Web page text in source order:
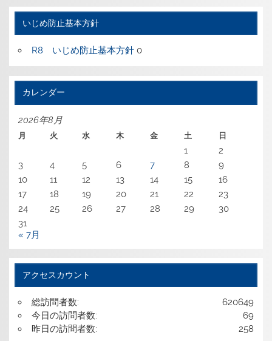
いじめ防止基本方針
R8 いじめ防止基本方針0
カレンダー
2026年8月
月 火 水 木 金 土 日
1
2
3
4 5 6 7 8
9
10
11 12 13 14 15
16
17
18 19 20 21 22
23
24
25 26 27 28 29
30
31
« 7月
アクセスカウント
620649
総訪問者数:
69
今日の訪問者数:
258
昨日の訪問者数: